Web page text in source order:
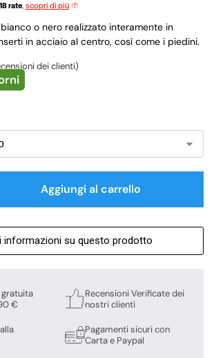
18 rate, scopri di più
o nero realizzato interamente in
in acciaio al centro, così come i piedini.
dei clienti)
Aggiungi al carrello
informazioni su questo prodotto
gratuita
€
Recensioni Verificate dei
nostri clienti
Pagamenti sicuri con
Carta e Paypal